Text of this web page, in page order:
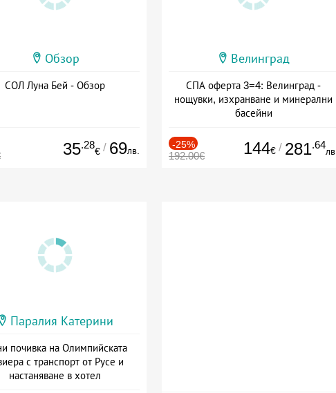
Обзор
СОЛ Луна Бей - Обзор
35.28
€ / 69лв.
Велинград
СПА оферта 3=4: Велинград -
нощувки, изхранване и минерални
басейни
-25%
192.00€ 144€ / 281.64
лв.
Паралия Катерини
почивка на Олимпийската
с транспорт от Русе и
настаняване в хотел